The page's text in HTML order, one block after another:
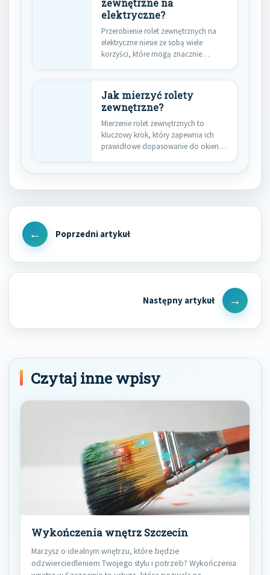
zewnętrzne na
elektryczne?
Przerobienie rolet zewnętrznych na
elektryczne niesie ze sobą wiele
korzyści, które mogą znacznie
Jak mierzyć rolety
zewnętrzne?
Mierzenie rolet zewnętrznych to
kluczowy krok, który zapewnia ich
prawidłowe dopasowanie do okien.
Nawigacja
wpisu
Previous
Next
Post
Czytaj inne wpisy
Wykończenia wnętrz Szczecin
Marzysz o idealnym wnętrzu, które będzie
odzwierciedleniem Twojego stylu i potrzeb? Wykończenia